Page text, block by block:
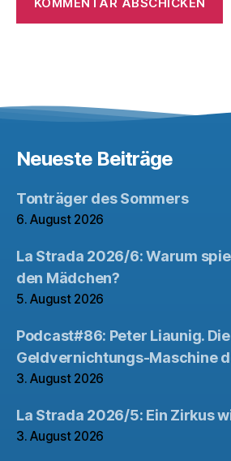
Neueste Beiträge
Tonträger des Sommers
6. August 2026
La Strada 2026/6: Warum
den Mädchen?
5. August 2026
Podcast#86: Peter Liaunig.
Geldvernichtungs-Maschine
3. August 2026
La Strada 2026/5: Ein Zirkus
3. August 2026